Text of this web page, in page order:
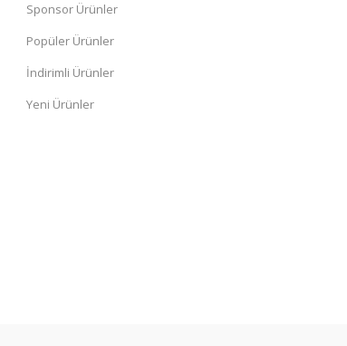
Sponsor Ürünler
Popüler Ürünler
İndirimli Ürünler
Yeni Ürünler